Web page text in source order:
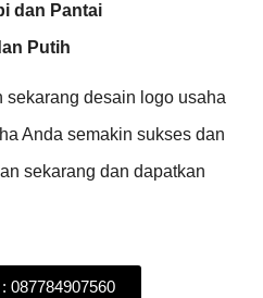
dan Pantai
Putih
sekarang desain logo usaha
Anda semakin sukses dan
sekarang dan dapatkan
087784907560